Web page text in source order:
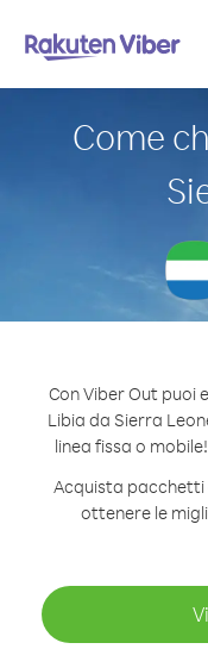
Come
Con Viber Out puoi
Libia da Sierra
linea fissa o
Acquista pacchetti
ottenere le